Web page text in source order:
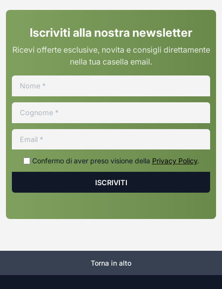
Iscriviti alla nostra newsletter
Ricevi offerte esclusive, novita e consigli direttamente
nella tua casella email.
Confermo di aver preso visione della Privacy Policy.
Torna in alto